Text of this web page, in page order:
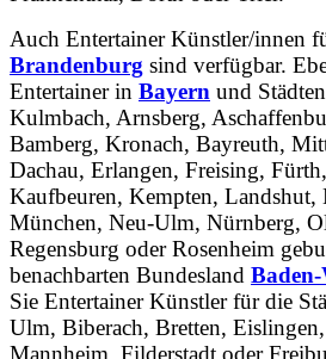
Auch Entertainer Künstler/innen
Brandenburg sind verfügbar.
Entertainer in Bayern und
Kulmbach, Arnsberg,
Bamberg, Kronach, Bayreuth,
Dachau, Erlangen, Freising,
Kaufbeuren, Kempten, Landshut,
München, Neu-Ulm, Nürnberg,
Regensburg oder Rosenheim
benachbarten Bundesland
Sie Entertainer Künstler für die
Ulm, Biberach, Bretten,
Mannheim, Filderstadt oder